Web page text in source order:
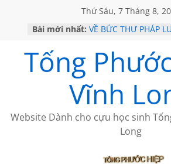
Thứ Sáu, 7 Tháng 8,
Bài mới nhất: VỀ BỨC THƯ PHÁP
HỌC SỬ HỒI XƯA
MỘT ĐỜI ĐI QUA
SÁCH
BẤT CHỢT CỦA
CÀ PHÊ NGẮM NÚI
Tống
Vĩnh
Website Dành cho cựu học sinh
Long